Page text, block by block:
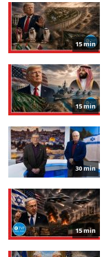
15 min
15 min
30 min
15 min